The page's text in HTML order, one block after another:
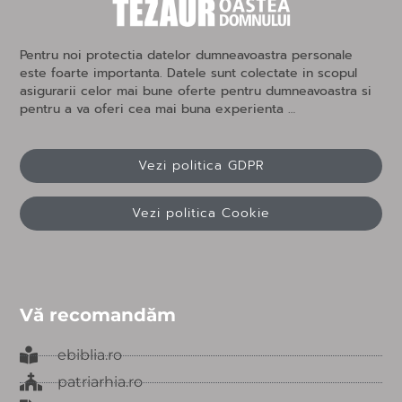
Pentru noi protectia datelor dumneavoastra personale
este foarte importanta. Datele sunt colectate in scopul
asigurarii celor mai bune oferte pentru dumneavoastra si
pentru a va oferi cea mai buna experienta …
Vezi politica GDPR
Vezi politica Cookie
Vă recomandăm
ebiblia.ro
patriarhia.ro